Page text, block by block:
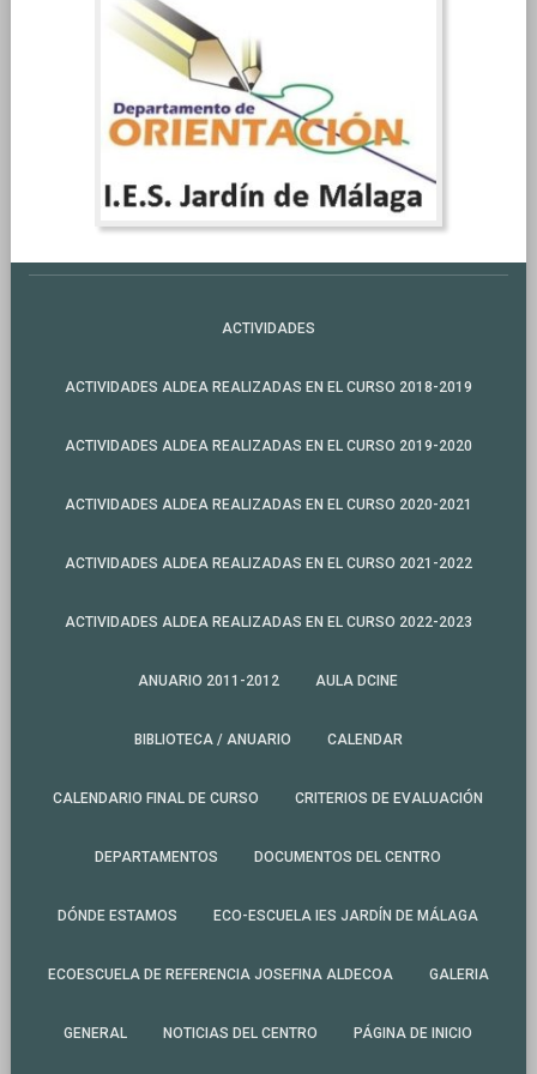
ACTIVIDADES
ACTIVIDADES ALDEA REALIZADAS EN EL CURSO 2018-2019
ACTIVIDADES ALDEA REALIZADAS EN EL CURSO 2019-2020
ACTIVIDADES ALDEA REALIZADAS EN EL CURSO 2020-2021
ACTIVIDADES ALDEA REALIZADAS EN EL CURSO 2021-2022
ACTIVIDADES ALDEA REALIZADAS EN EL CURSO 2022-2023
ANUARIO 2011-2012 AULA DCINE
BIBLIOTECA / ANUARIO CALENDAR
CALENDARIO FINAL DE CURSO CRITERIOS DE EVALUACIÓN
DEPARTAMENTOS DOCUMENTOS DEL CENTRO
DÓNDE ESTAMOS ECO-ESCUELA IES JARDÍN DE MÁLAGA
ECOESCUELA DE REFERENCIA JOSEFINA ALDECOA GALERIA
GENERAL NOTICIAS DEL CENTRO PÁGINA DE INICIO